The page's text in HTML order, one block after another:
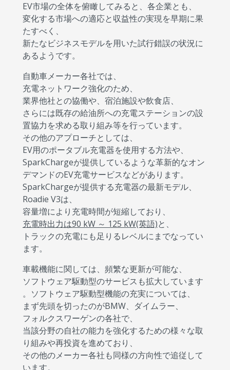
EV市場の全体を俯瞰してみると、各企業とも、
変化する市場への適応と収益性の実現を早期に果
たすべく、
新たなビジネスモデルを用いた試行錯誤の状況に
あるようです。
自動車メーカー各社では、
充電ネットワーク強化のため、
業界他社との協働や、宿泊施設や飲食店、
さらには既存の給油所への充電ステーションの設
置協力を求める取り組み等を行っています。
その他のアプローチとしては、
EV用のポータブル充電器を使用する方法や、
SparkChargeが提供しているような革新的なオン
デマンドのEV充電サービスなどがあります。
SparkChargeが提供する充電器の最新モデル、
Roadie V3は、
容量増により充電時間が短縮しており、
充電時出力は90 kW ～ 125 kW(英語)と、
トラックの充電にも足りるレベルにまでなってい
ます。
車載機能に関しては、頻繁な更新が可能な、
ソフトウェア駆動型のサービスも拡大しています
。ソフトウェア駆動型機能の充実については、
まず先頭を切ったのがBMW、ダイムラー、
フォルクスワーゲンの各社で、
当該分野の自社の能力を強化するための様々な取
り組みや再投資を進めており、
その他のメーカー各社も同様の方向性で追従して
います。